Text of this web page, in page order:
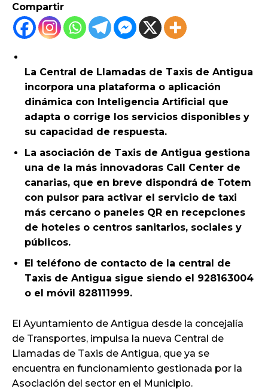
Compartir
La Central de Llamadas de Taxis de Antigua
incorpora una plataforma o aplicación
dinámica con Inteligencia Artificial que
adapta o corrige los servicios disponibles y
su capacidad de respuesta.
La asociación de Taxis de Antigua gestiona
una de la más innovadoras Call Center de
canarias, que en breve dispondrá de Totem
con pulsor para activar el servicio de taxi
más cercano o paneles QR en recepciones
de hoteles o centros sanitarios, sociales y
públicos.
El teléfono de contacto de la central de
Taxis de Antigua sigue siendo el 928163004
o el móvil 828111999.
El Ayuntamiento de Antigua desde la concejalía
de Transportes, impulsa la nueva Central de
Llamadas de Taxis de Antigua, que ya se
encuentra en funcionamiento gestionada por la
Asociación del sector en el Municipio.